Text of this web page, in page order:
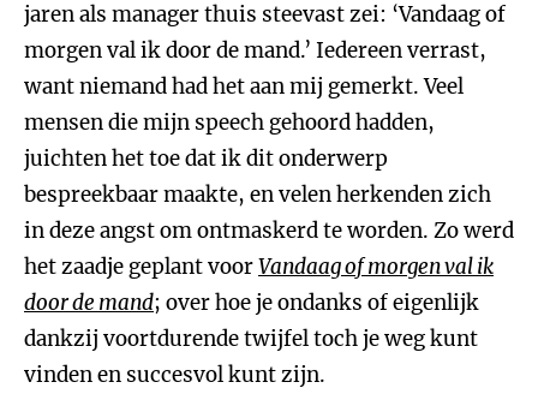
jaren als manager thuis steevast zei: ‘Vandaag of
morgen val ik door de mand.’ Iedereen verrast,
want niemand had het aan mij gemerkt. Veel
mensen die mijn speech gehoord hadden,
juichten het toe dat ik dit onderwerp
bespreekbaar maakte, en velen herkenden zich
in deze angst om ontmaskerd te worden. Zo werd
het zaadje geplant voorVandaag of morgen val ik
door de mand; over hoe je ondanks of eigenlijk
dankzij voortdurende twijfel toch je weg kunt
vinden en succesvol kunt zijn.